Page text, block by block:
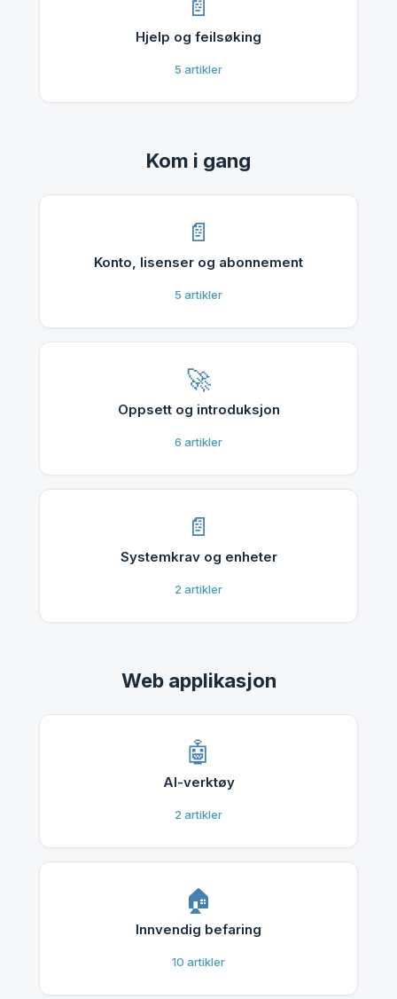
Hjelp og feilsøking
5 artikler
Kom i gang
Konto, lisenser og abonnement
5 artikler
Oppsett og introduksjon
6 artikler
Systemkrav og enheter
2 artikler
Web applikasjon
AI-verktøy
2 artikler
Innvendig befaring
10 artikler